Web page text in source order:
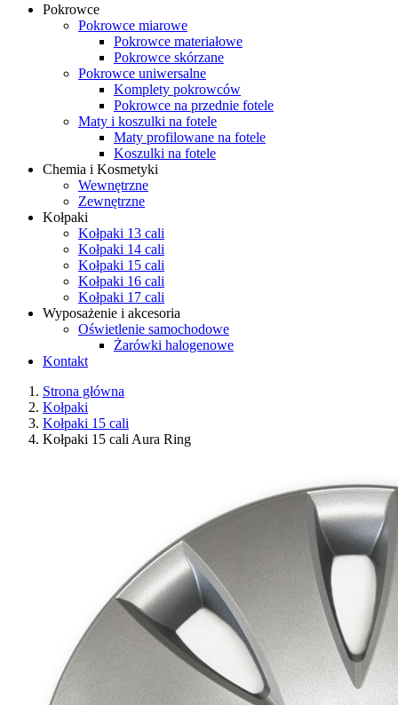
Pokrowce
Pokrowce miarowe
Pokrowce materiałowe
Pokrowce skórzane
Pokrowce uniwersalne
Komplety pokrowców
Pokrowce na przednie fotele
Maty i koszulki na fotele
Maty profilowane na fotele
Koszulki na fotele
Chemia i Kosmetyki
Wewnętrzne
Zewnętrzne
Kołpaki
Kołpaki 13 cali
Kołpaki 14 cali
Kołpaki 15 cali
Kołpaki 16 cali
Kołpaki 17 cali
Wyposażenie i akcesoria
Oświetlenie samochodowe
Żarówki halogenowe
Kontakt
Strona główna
Kołpaki
Kołpaki 15 cali
Kołpaki 15 cali Aura Ring